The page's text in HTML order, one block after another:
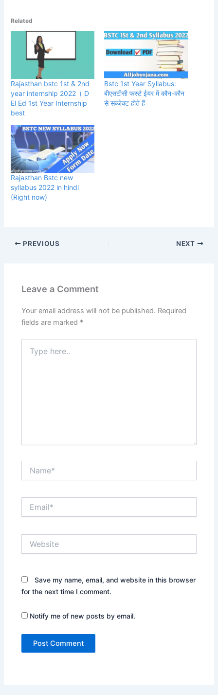
Related
Rajasthan bstc 1st & 2nd
year internship 2022 । D
El Ed 1st Year Internship
best
Bstc 1st Year Syllabus:
बीएसटीसी फर्स्ट ईयर में कौन-कौन
से सब्जेक्ट होते हैं
Rajasthan Bstc new
syllabus 2022 in hindi
(Right now)
PREVIOUS NEXT
Leave a Comment
Your email address will not be published. Required
fields are marked *
here..
Save my name, email, and website in this browser
for the next time I comment.
Notify me of new posts by email.